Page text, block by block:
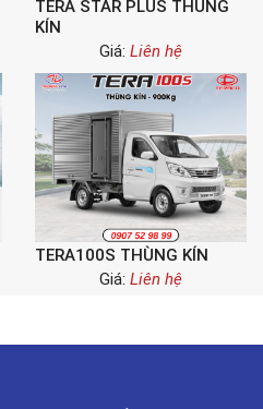
TERA STAR PLUS THÙNG
KÍN
Giá: Liên hệ
TERA100S THÙNG KÍN
Giá: Liên hệ